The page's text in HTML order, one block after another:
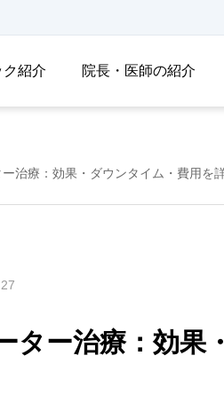
ク紹介 院長・医師の紹介
治療：効果・ダウンタイム・費用を
ター治療：効果